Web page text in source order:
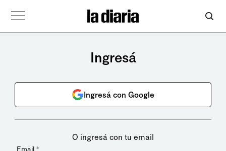
Ingresá
Ingresá con Google
O ingresá con tu email
Email *